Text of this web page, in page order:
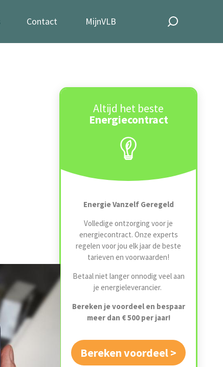
Contact MijnVLB
Altijd het beste
Energiecontract
Energie Vanzelf Geregeld
Volledige ontzorging voor je
energiecontract. Onze experts
regelen voor jou elk jaar de beste
tarieven en voorwaarden!
Betaal niet langer onnodig veel aan
je energieleverancier.
Bereken je voordeel en bespaar
meer dan € 500 per jaar!
Bereken voordeel >